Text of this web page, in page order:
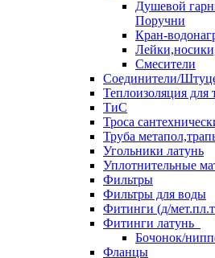
Душевой
Поручни
Кран-
Смесители
Соединители/
Теплоизоляция для
ТиС
Троса
Труба
Угольники латунь
Уплотнительные
Фильтры
Фильтры для воды
Фитинги (д/
Фитинги латунь
Бочонок/
Фланцы